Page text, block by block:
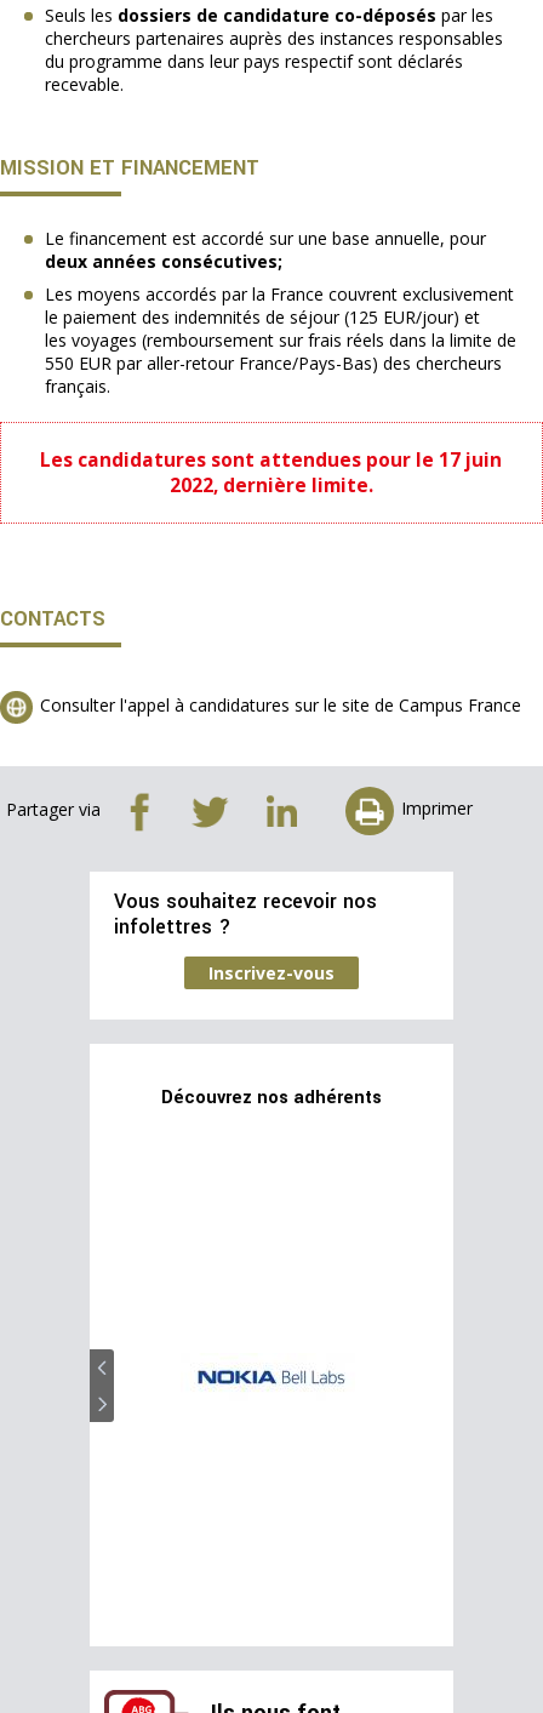
Seuls les dossiers de candidature co-déposés par les
chercheurs partenaires auprès des instances responsables
du programme dans leur pays respectif sont déclarés
recevable.
MISSION ET FINANCEMENT
Le financement est accordé sur une base annuelle, pour
deux années consécutives;
Les moyens accordés par la France couvrent exclusivement
le paiement des indemnités de séjour (125 EUR/jour) et
les voyages (remboursement sur frais réels dans la limite de
550 EUR par aller-retour France/Pays-Bas) des chercheurs
français.
Les candidatures sont attendues pour le 17 juin
2022, dernière limite.
CONTACTS
Consulter l'appel à candidatures sur le site de Campus France
Partager via Imprimer
Vous souhaitez recevoir nos
infolettres ?
Inscrivez-vous
Découvrez nos adhérents